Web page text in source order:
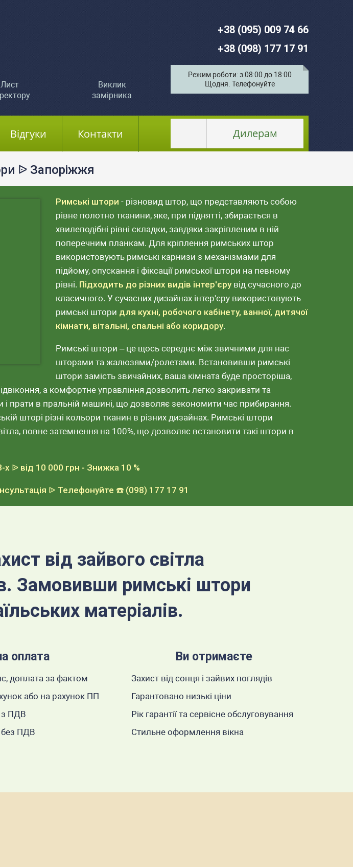
Відгуки Контакти Дилерам
Лист
Виклик
замірника
+38 (095) 009 74 66
+38 (098) 177 17 91
Режим роботи: з 08:00 до 18:00
Щодня. Телефонуйте
ᐉ Запоріжжя
Римські штори - різновид штор, що представляють собою
рівне полотно тканини, яке, при піднятті, збирається в
хвилеподібні рівні складки, завдяки закріпленим в ній
поперечним планкам. Для кріплення римських штор
використовують римські карнизи з механізмами для
підйому, опускання і фіксації римської штори на певному
рівні. Підходить до різних видів інтер'єрувід сучасного до
класичного. У сучасних дизайнах інтер'єру використовують
римські штори для кухні, робочого кабінету, ванної, дитячої
кімнати, вітальні, спальні або коридору.
Римські штори – це щось середнє між звичними для нас
шторами та жалюзями/ролетами. Встановивши римські
штори замість звичайних, ваша кімната буде просторіша,
а комфортне управління дозволить легко закривати та
і прати в пральній машині, що дозволяє зекономити час прибирання.
шторі різні кольори тканин в різних дизайнах. Римські штори
повне затемнення на 100%, що дозволяє встановити такі штори в
х ᐉ від 10 000 грн - Знижка 10 %
ᐉ Телефонуйте ☎️ (098) 177 17 91
від зайвого світла
Замовивши римські штори
матеріалів.
оплата
доплата за фактом
або на рахунок ПП
з ПДВ
без ПДВ
Ви отримаєте
Захист від сонця і зайвих поглядів
Гарантовано низькі ціни
Рік гарантії та сервісне обслуговування
Стильне оформлення вікна